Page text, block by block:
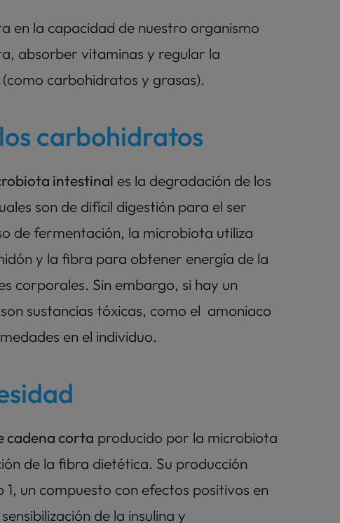
en la capacidad de nuestro organismo
absorber vitaminas y regular la
carbohidratos y grasas).
carbohidratos
intestinal es la degradación de los
son de difícil digestión para el ser
de fermentación, la microbiota utiliza
y la fibra para obtener energía de la
corporales. Sin embargo, si hay un
sustancias tóxicas, como el  amoniaco
en el individuo.
cadena corta producido por la microbiota
de la fibra dietética. Su producción
un compuesto con efectos positivos en
de la insulina y